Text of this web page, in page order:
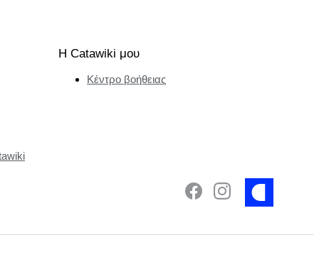
Η Catawiki μου
Κέντρο βοήθειας